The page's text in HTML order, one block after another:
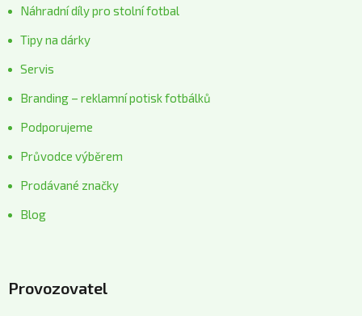
Náhradní díly pro stolní fotbal
Tipy na dárky
Servis
Branding – reklamní potisk fotbálků
Podporujeme
Průvodce výběrem
Prodávané značky
Blog
Provozovatel